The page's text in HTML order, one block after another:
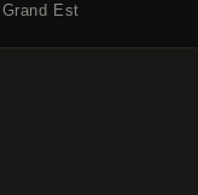
Est